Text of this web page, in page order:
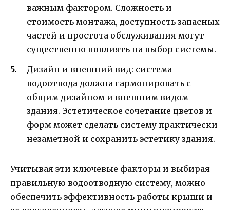
важным фактором. Сложность и
стоимость монтажа, доступность запасных
частей и простота обслуживания могут
существенно повлиять на выбор системы.
Дизайн и внешний вид: система
водоотвода должна гармонировать с
общим дизайном и внешним видом
здания. Эстетическое сочетание цветов и
форм может сделать систему практически
незаметной и сохранить эстетику здания.
Учитывая эти ключевые факторы и выбирая
правильную водоотводную систему, можно
обеспечить эффективность работы крыши и